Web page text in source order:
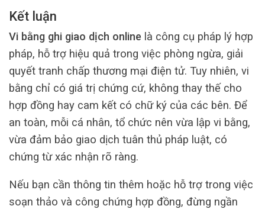
Kết luận
Vi bằng ghi giao dịch online là công cụ pháp lý hợp
pháp, hỗ trợ hiệu quả trong việc phòng ngừa, giải
quyết tranh chấp thương mại điện tử. Tuy nhiên, vi
bằng chỉ có giá trị chứng cứ, không thay thế cho
hợp đồng hay cam kết có chữ ký của các bên. Để
an toàn, mỗi cá nhân, tổ chức nên vừa lập vi bằng,
vừa đảm bảo giao dịch tuân thủ pháp luật, có
chứng từ xác nhận rõ ràng.
Nếu bạn cần thông tin thêm hoặc hỗ trợ trong việc
soạn thảo và công chứng hợp đồng, đừng ngần